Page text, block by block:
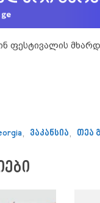
ფესტივალის
, ვაკანსია, თეა